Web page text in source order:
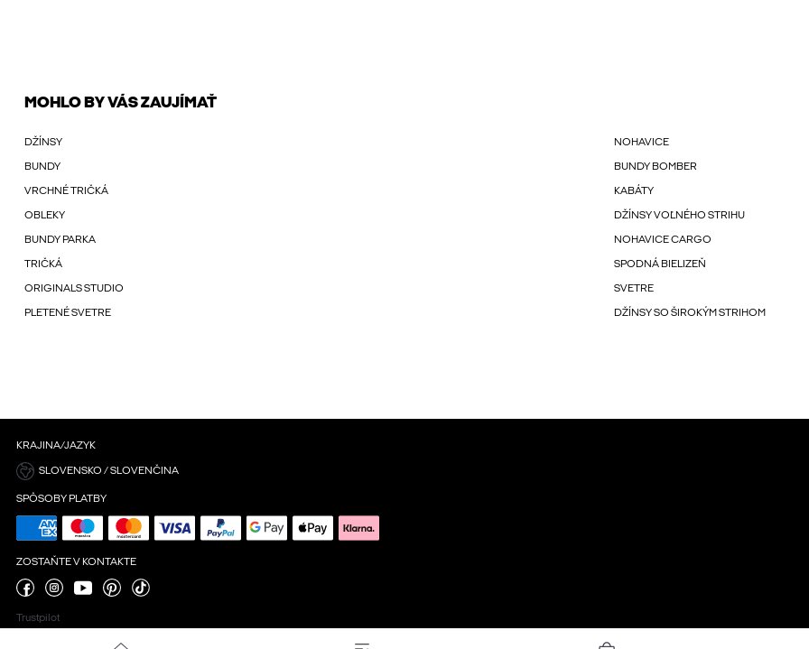
MOHLO BY VÁS ZAUJÍMAŤ
DŽÍNSY NOHAVICE
BUNDY BUNDY BOMBER
VRCHNÉ TRIČKÁ KABÁTY
OBLEKY DŽÍNSY VOĽNÉHO STRIHU
BUNDY PARKA NOHAVICE CARGO
TRIČKÁ SPODNÁ BIELIZEŇ
ORIGINALS STUDIO SVETRE
PLETENÉ SVETRE DŽÍNSY SO ŠIROKÝM STRIHOM
KRAJINA/JAZYK
SLOVENSKO / SLOVENČINA
SPÔSOBY PLATBY
ZOSTAŇTE V KONTAKTE
Trustpilot